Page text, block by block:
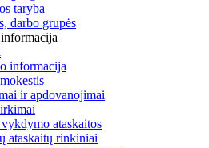
taryba
darbo grupės
informacija
ir apdovanojimai
ataskaitos
ataskaitų rinkiniai